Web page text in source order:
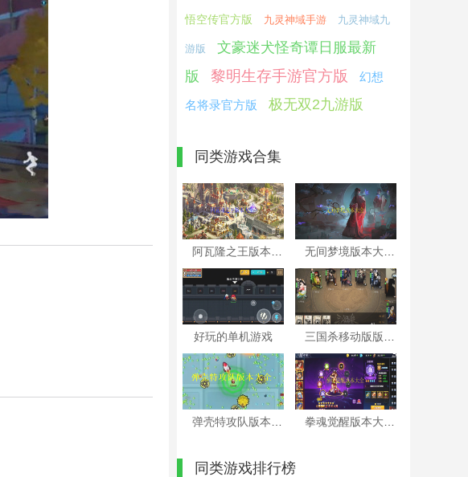
悟空传官方版 九灵神域手游 九灵神域九
游版
文豪迷犬怪奇谭日服最新
版
黎明生存手游官方版 幻想
名将录官方版 极无双2九游版
同类游戏合集
好玩的单机游戏
同类游戏排行榜